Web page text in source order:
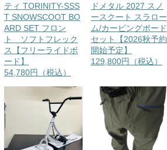
ティ TORINITY-SSS
T SNOWSCOOT BO
ARD SET フロン
ト ソフトフレック
ス【フリーライドボ
ード】
54,780円（税込）
ドメタル 2027 スノ
ースクート スラロー
ム/カービングボード
セット【2026秋予約
開始予定】
129,800円（税込）